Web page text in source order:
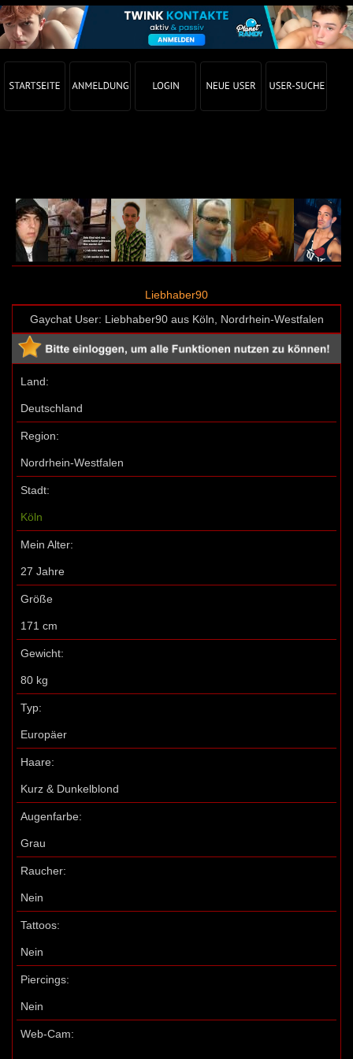
Liebhaber90
Gaychat User: Liebhaber90 aus Köln, Nordrhein-Westfalen
Land:
Deutschland
Region:
Nordrhein-Westfalen
Stadt:
Köln
Mein Alter:
27 Jahre
Größe
171 cm
Gewicht:
80 kg
Typ:
Europäer
Haare:
Kurz & Dunkelblond
Augenfarbe:
Grau
Raucher:
Nein
Tattoos:
Nein
Piercings:
Nein
Web-Cam: